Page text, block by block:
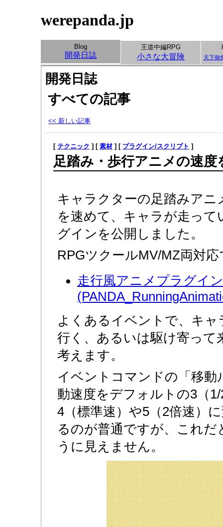
werepanda.jp
Blog
開発日誌
王道中編RPG
小さな大冒険 天下御
開発日誌
すべての記事
<< 新しい記事
[ テクニック ] [ 素材] [ プラグイン/スクリプト ]
足踏み・歩行アニメの速度
キャラクターの足踏みアニ
を速めて、キャラが走っ
グインを公開しました。
RPGツクールMV/MZ両対
走行風アニメプラグイン
よくあるイベントで、キ
行く、あるいは駆け寄って
考えます。
イベントコマンドの「移動
動速度をデフォルトの3（
4（標準速）や5（2倍速）
るのが普通ですが、これ
うに見えません。